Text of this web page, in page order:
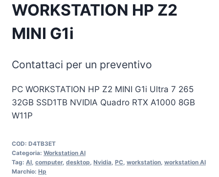
WORKSTATION HP Z2
MINI G1i
Contattaci per un preventivo
PC WORKSTATION HP Z2 MINI G1i Ultra 7 265
32GB SSD1TB NVIDIA Quadro RTX A1000 8GB
W11P
COD: D4TB3ET
Categoria: Workstation AI
Tag: AI computer, desktop Nvidia PC workstation workstation AI
Marchio: Hp